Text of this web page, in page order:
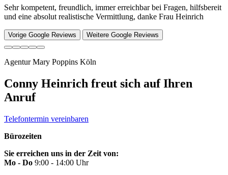
Sehr kompetent, freundlich, immer erreichbar bei Fragen, hilfsbereit
und eine absolut realistische Vermittlung, danke Frau Heinrich
Vorige Google Reviews Weitere Google Reviews
Agentur Mary Poppins Köln
Conny Heinrich freut sich auf Ihren
Anruf
Telefontermin vereinbaren
Bürozeiten
Sie erreichen uns in der Zeit von:
Mo - Do 9:00 - 14:00 Uhr